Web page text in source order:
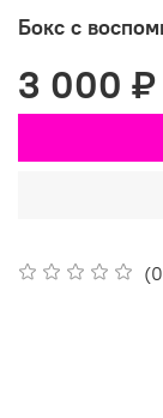
Бокс с
3 000 ₽